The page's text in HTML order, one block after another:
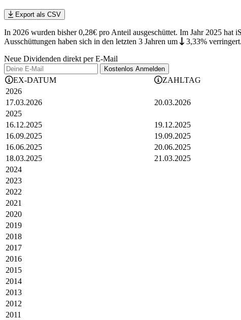
Export als CSV
In 2026 wurden bisher 0,28€ pro Anteil ausgeschüttet. Im Jahr 2025 hat
Ausschüttungen haben sich in den letzten 3 Jahren um 3,33% verringert.
Neue Dividenden direkt per E-Mail
Kostenlos Anmelden
EX-DATUM ZAHLTAG
2026
17.03.2026
20.03.2026
2025
16.12.2025
19.12.2025
16.09.2025
19.09.2025
16.06.2025
20.06.2025
18.03.2025
21.03.2025
2024
2023
2022
2021
2020
2019
2018
2017
2016
2015
2014
2013
2012
2011